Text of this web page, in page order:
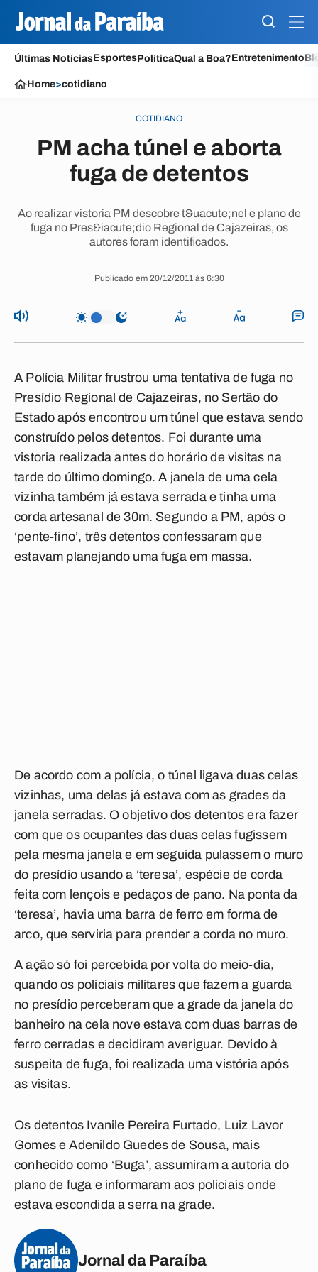
Últimas NotíciasEsportesPolíticaQual a Boa?Entretenimento
Home>cotidiano
COTIDIANO
PM acha túnel e aborta
fuga de detentos
Ao realizar vistoria PM descobre t&uacute;nel e plano de
fuga no Pres&iacute;dio Regional de Cajazeiras, os
autores foram identificados.
Publicado em 20/12/2011 às 6:30
A Polícia Militar frustrou uma tentativa de fuga no
Presídio Regional de Cajazeiras, no Sertão do
Estado após encontrou um túnel que estava sendo
construído pelos detentos. Foi durante uma
vistoria realizada antes do horário de visitas na
tarde do último domingo. A janela de uma cela
vizinha também já estava serrada e tinha uma
corda artesanal de 30m. Segundo a PM, após o
‘pente-fino’, três detentos confessaram que
estavam planejando uma fuga em massa.
De acordo com a polícia, o túnel ligava duas celas
vizinhas, uma delas já estava com as grades da
janela serradas. O objetivo dos detentos era fazer
com que os ocupantes das duas celas fugissem
pela mesma janela e em seguida pulassem o muro
do presídio usando a ‘teresa’, espécie de corda
feita com lençois e pedaços de pano. Na ponta da
‘teresa’, havia uma barra de ferro em forma de
arco, que serviria para prender a corda no muro.
A ação só foi percebida por volta do meio-dia,
quando os policiais militares que fazem a guarda
no presídio perceberam que a grade da janela do
banheiro na cela nove estava com duas barras de
ferro cerradas e decidiram averiguar. Devido à
suspeita de fuga, foi realizada uma vistória após
as visitas.
Os detentos Ivanile Pereira Furtado, Luiz Lavor
Gomes e Adenildo Guedes de Sousa, mais
conhecido como ‘Buga’, assumiram a autoria do
plano de fuga e informaram aos policiais onde
estava escondida a serra na grade.
Jornal da Paraíba